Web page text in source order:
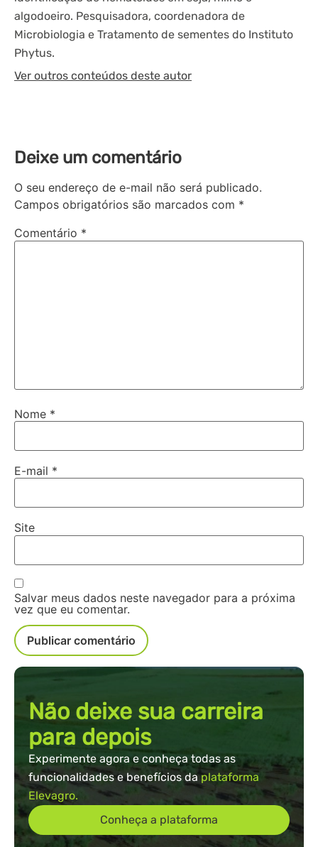
algodoeiro. Pesquisadora, coordenadora de
Microbiologia e Tratamento de sementes do Instituto
Phytus.
Ver outros conteúdos deste autor
Deixe um comentário
O seu endereço de e-mail não será publicado.
Campos obrigatórios são marcados com *
Comentário *
Nome *
E-mail *
Site
Salvar meus dados neste navegador para a próxima
vez que eu comentar.
Não deixe sua carreira
para depois
Experimente agora e conheça todas as
funcionalidades e benefícios daplataforma
Elevagro.
Conheça a plataforma